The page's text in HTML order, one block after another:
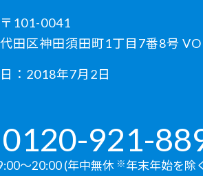
101-0041
田区神田須田町1丁目7番8号
：2018年7月2日
0120-921-
〜20:00 (年中無休 ※年末年始を除